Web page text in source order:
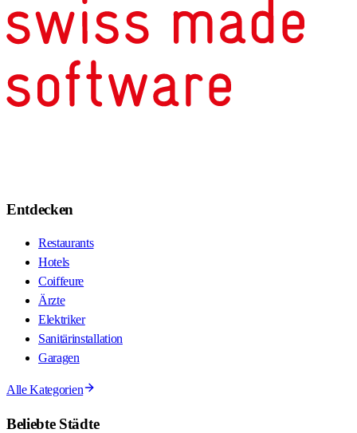
Entdecken
Restaurants
Hotels
Coiffeure
Ärzte
Elektriker
Sanitärinstallation
Garagen
Alle Kategorien
Beliebte Städte